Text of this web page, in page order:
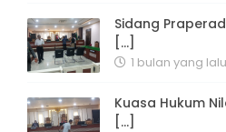
Sidang
[...]
1 bulan yang lalu
Kuasa Hukum
[...]